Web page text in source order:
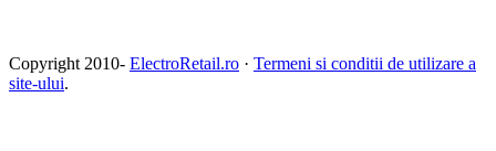
Copyright 2010- ElectroRetail.ro · Termeni si conditii de utilizare a
site-ului.